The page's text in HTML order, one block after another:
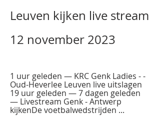
Leuven kijken live stream
12 november 2023
1 uur geleden — KRC Genk Ladies - -
Oud-Heverlee Leuven live uitslagen
19 uur geleden — 7 dagen geleden
— Livestream Genk - Antwerp
kijkenDe voetbalwedstrijden ...